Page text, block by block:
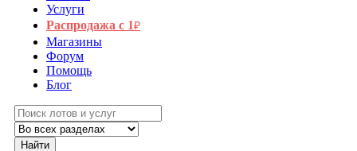
Услуги
Распродажа с 1₽
Магазины
Форум
Помощь
Блог
Найти